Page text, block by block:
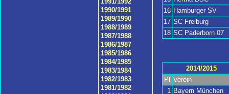
16 Hamburger SV
17 SC Freiburg
18 SC Paderborn 07
2014/2015
Pl
Verein
1
Bayern München
1990/1991
1989/1990
1988/1989
1987/1988
1986/1987
1985/1986
1984/1985
1983/1984
1982/1983
1981/1982